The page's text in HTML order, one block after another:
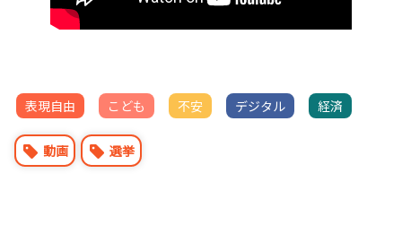
表現自由 こども 不安 デジタル 経済
動画 選挙